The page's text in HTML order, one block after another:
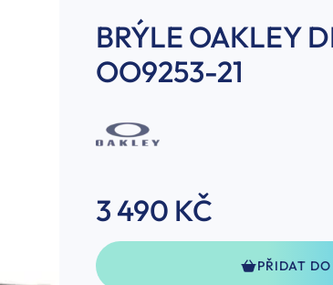
BRÝLE OAKLEY
OO9253-21
3 490 KČ
PŘIDAT DO